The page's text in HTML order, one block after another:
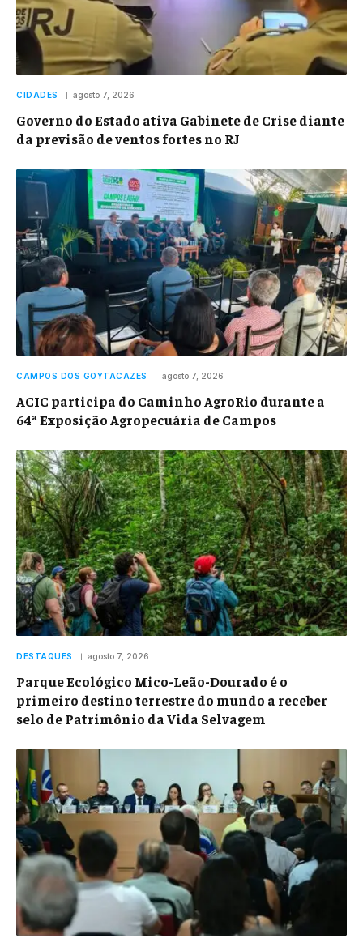
CIDADES agosto 7, 2026
Governo do Estado ativa Gabinete de Crise diante
da previsão de ventos fortes no RJ
CAMPOS DOS GOYTACAZES agosto 7, 2026
ACIC participa do Caminho AgroRio durante a
64ª Exposição Agropecuária de Campos
DESTAQUES agosto 7, 2026
Parque Ecológico Mico-Leão-Dourado é o
primeiro destino terrestre do mundo a receber
selo de Patrimônio da Vida Selvagem